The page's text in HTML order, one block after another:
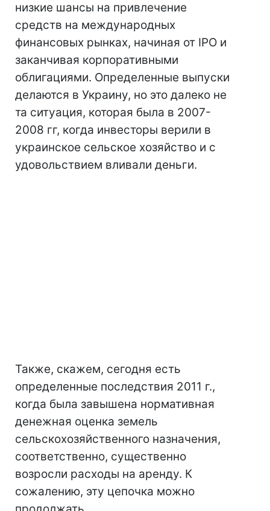
низкие шансы на привлечение
средств на международных
финансовых рынках, начиная от IPO и
заканчивая корпоративными
облигациями. Определенные выпуски
делаются в Украину, но это далеко не
та ситуация, которая была в 2007-
2008 гг, когда инвесторы верили в
украинское сельское хозяйство и с
удовольствием вливали деньги.
Также, скажем, сегодня есть
определенные последствия 2011 г.,
когда была завышена нормативная
денежная оценка земель
сельскохозяйственного назначения,
соответственно, существенно
возросли расходы на аренду. К
сожалению, эту цепочка можно